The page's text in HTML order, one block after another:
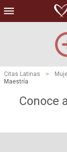
Citas Latinas >
Maestría
Conoce